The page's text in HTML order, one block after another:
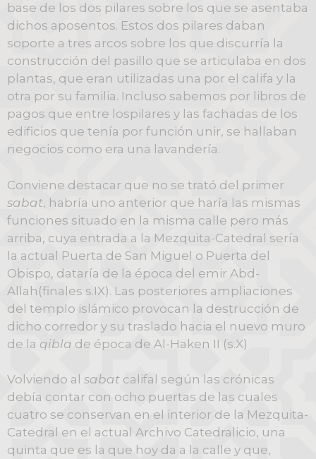
base de los dos pilares sobre los que se asentaba
dichos aposentos. Estos dos pilares daban
soporte a tres arcos sobre los que discurría la
construcción del pasillo que se articulaba en dos
plantas, que eran utilizadas una por el califa y la
otra por su familia. Incluso sabemos por libros de
pagos que entre lospilares y las fachadas de los
edificios que tenía por función unir, se hallaban
negocios como era una lavandería.
Conviene destacar que no se trató del primer
sabat, habría uno anterior que haría las mismas
funciones situado en la misma calle pero más
arriba, cuya entrada a la Mezquita-Catedral sería
la actual Puerta de San Miguel o Puerta del
Obispo, dataría de la época del emir Abd-
Allah(finales s.IX). Las posteriores ampliaciones
del templo islámico provocan la destrucción de
dicho corredor y su traslado hacia el nuevo muro
de la qibla de época de Al-Haken II (s.X)
Volviendo al sabat califal según las crónicas
debía contar con ocho puertas de las cuales
cuatro se conservan en el interior de la Mezquita-
Catedral en el actual Archivo Catedralicio, una
quinta que es la que hoy da a la calle y que,